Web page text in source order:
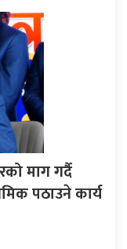
माग गर्दै
पठाउने कार्य